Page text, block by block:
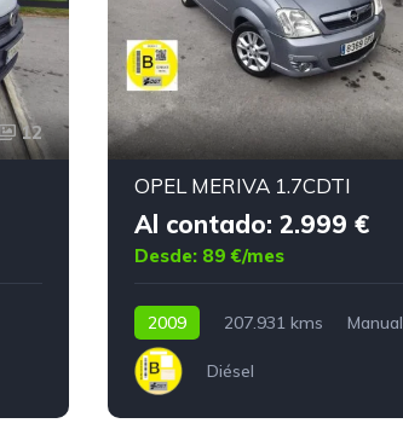
12
OPEL MERIVA 1.7CDTI
Al contado: 2.999 €
Desde: 89 €/mes
2009 207.931 kms Manual
Diésel